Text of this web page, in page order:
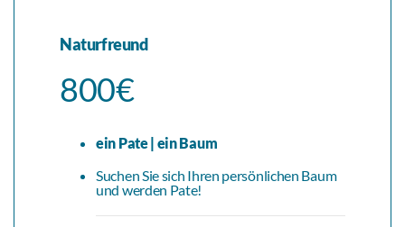
Naturfreund
800€
ein Pate | ein Baum
Suchen Sie sich Ihren persönlichen Baum
und werden Pate!